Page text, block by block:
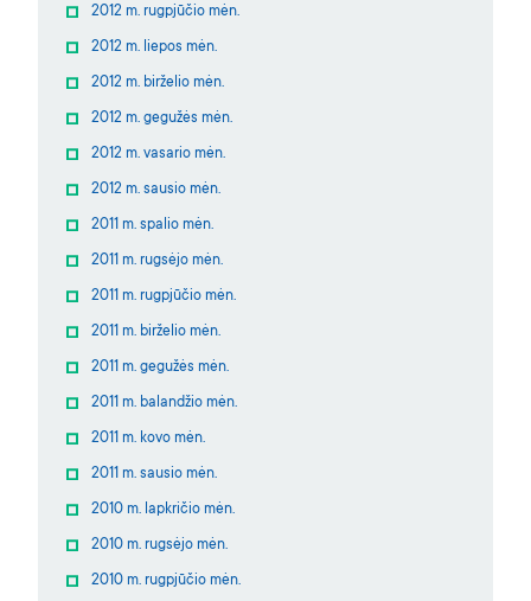
2012 m. rugpjūčio mėn.
2012 m. liepos mėn.
2012 m. birželio mėn.
2012 m. gegužės mėn.
2012 m. vasario mėn.
2012 m. sausio mėn.
2011 m. spalio mėn.
2011 m. rugsėjo mėn.
2011 m. rugpjūčio mėn.
2011 m. birželio mėn.
2011 m. gegužės mėn.
2011 m. balandžio mėn.
2011 m. kovo mėn.
2011 m. sausio mėn.
2010 m. lapkričio mėn.
2010 m. rugsėjo mėn.
2010 m. rugpjūčio mėn.